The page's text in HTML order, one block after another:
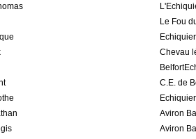
Le Fou
Chevau
C.E. de
Aviron
Aviron